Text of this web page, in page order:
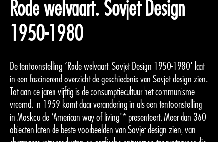
Rode welvaart. Sovjet Design
1950-1980
De tentoonstelling ‘Rode welvaart. Sovjet Design 1950-1980' laat
in een fascinerend overzicht de geschiedenis van Sovjet design zien.
Tot aan de jaren vijftig is de consumptiecultuur het communisme
vreemd. In 1959 komt daar verandering in als een tentoonstelling
in Moskou de ‘American way of living'* presenteert. Meer dan 360
objecten laten de beste voorbeelden van Sovjet design zien, van